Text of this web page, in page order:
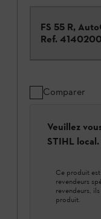
FS 55 R,
Ref.
Comparer
Veuillez
STIHL local.
Ce produit
revendeurs
revendeurs,
produit.